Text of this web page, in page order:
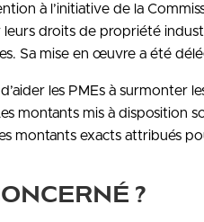
à l’initiative de la
leurs droits de propriété
Sa mise en œuvre a été
d’aider les PMEs à
montants mis à disposition
montants exacts attribués
?